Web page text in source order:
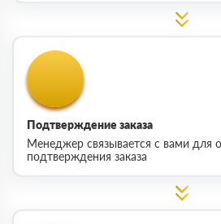
Подтверждение заказа
Менеджер связывается с вами для
подтверждения заказа